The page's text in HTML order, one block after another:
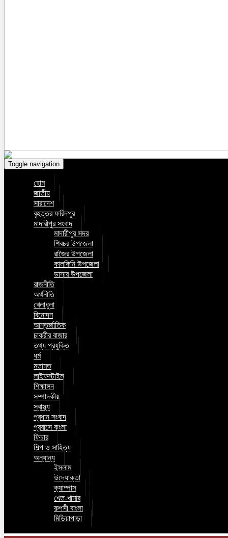
Toggle navigation
হোম
জাতীয়
সারাদেশ
বৃহত্তর ফরিদপুর
মাদারীপুর সংবাদ
মাদারীপুর সদর
শিবচর উপজেলা
রাজৈর উপজেলা
কালকিনি উপজেলা
ডাসার উপজেলা
রাজনীতি
অর্থনীতি
খেলাধুলা
বিনোদন
আন্তর্জাতিক
চাকরীর বাজার
তথ্য প্রযুক্তি
ধর্ম
মতামত
লাইফস্টাইল
শিক্ষাঙ্গন
সম্পাদকীয়
স্বাস্থ্য
প্রধান সংবাদ
প্রবাসে বাংলা
ফিচার
শিল্প ও সাহিত্য
অন্যান্য
ইসলাম
উদ্যোক্তা
ক্যাম্পাস
খেত-খামার
রুপসী বাংলা
মিডিয়াপাড়া